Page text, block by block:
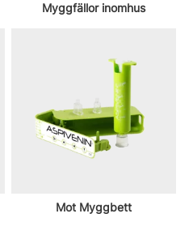
Myggfällor inomhus
Mot Myggbett